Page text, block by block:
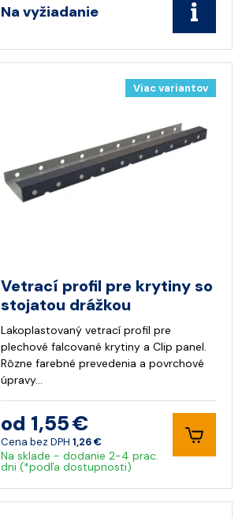
Na vyžiadanie
Viac variantov
Vetrací profil pre krytiny so
stojatou drážkou
Lakoplastovaný vetrací profil pre
plechové falcované krytiny a Clip panel.
Rôzne farebné prevedenia a povrchové
úpravy…
od 1,55 €
Cena bez DPH 1,26 €
Na sklade - dodanie 2-4 prac.
dni (*podľa dostupnosti)